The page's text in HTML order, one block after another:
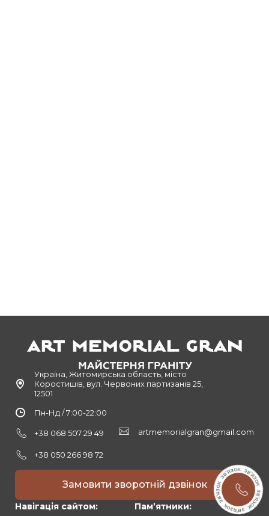
Україна, Житомирська область, місто
Коростишів, вул. Червоних партизанів 25,
12501
Пн-Нд / 7:00-22:00
+38 068 507 29 49
+38 050 266 98 72
artmemorialgran@gmail.com
Замовити зворотній дзвінок
Навігація сайтом: Памʼятники: